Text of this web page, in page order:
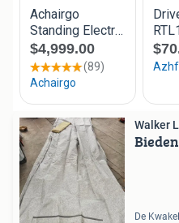
Walker
Bieden
De Kwakel